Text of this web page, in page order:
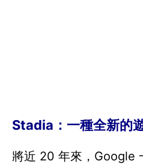
Stadia：一種全新的
將近 20 年來，Google